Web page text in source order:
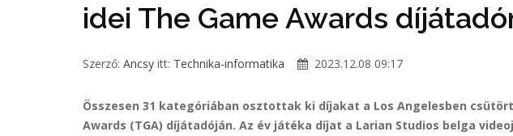
idei The Game Awards
Szerző: Ancsy itt: Technika-informatika 2023.12.08 09:17
Összesen 31 kategóriában osztottak ki díjakat a Los Angelesben
Awards (TGA) díjátadóján. Az év játéka díjat a Larian Studios belga